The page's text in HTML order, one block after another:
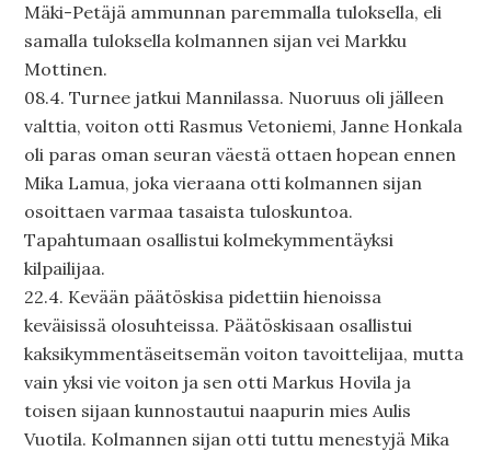
Mäki-Petäjä ammunnan paremmalla tuloksella, eli
samalla tuloksella kolmannen sijan vei Markku
Mottinen.
08.4. Turnee jatkui Mannilassa. Nuoruus oli jälleen
valttia, voiton otti Rasmus Vetoniemi, Janne Honkala
oli paras oman seuran väestä ottaen hopean ennen
Mika Lamua, joka vieraana otti kolmannen sijan
osoittaen varmaa tasaista tuloskuntoa.
Tapahtumaan osallistui kolmekymmentäyksi
kilpailijaa.
22.4. Kevään päätöskisa pidettiin hienoissa
keväisissä olosuhteissa. Päätöskisaan osallistui
kaksikymmentäseitsemän voiton tavoittelijaa, mutta
vain yksi vie voiton ja sen otti Markus Hovila ja
toisen sijaan kunnostautui naapurin mies Aulis
Vuotila. Kolmannen sijan otti tuttu menestyjä Mika